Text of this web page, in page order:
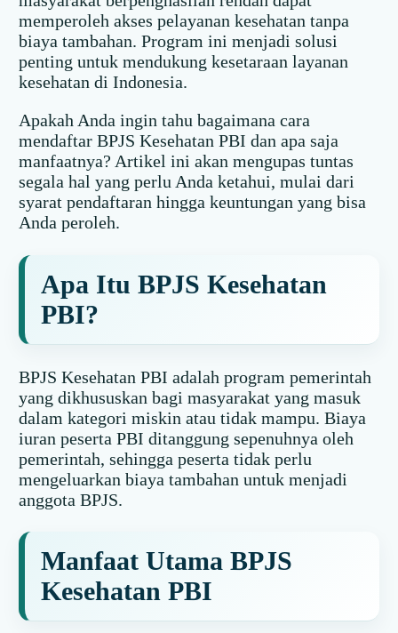
memperoleh akses pelayanan kesehatan tanpa
biaya tambahan. Program ini menjadi solusi
penting untuk mendukung kesetaraan layanan
kesehatan di Indonesia.
Apakah Anda ingin tahu bagaimana cara
mendaftar BPJS Kesehatan PBI dan apa saja
manfaatnya? Artikel ini akan mengupas tuntas
segala hal yang perlu Anda ketahui, mulai dari
syarat pendaftaran hingga keuntungan yang bisa
Anda peroleh.
Apa Itu BPJS Kesehatan
PBI?
BPJS Kesehatan PBI adalah program pemerintah
yang dikhususkan bagi masyarakat yang masuk
dalam kategori miskin atau tidak mampu. Biaya
iuran peserta PBI ditanggung sepenuhnya oleh
pemerintah, sehingga peserta tidak perlu
mengeluarkan biaya tambahan untuk menjadi
anggota BPJS.
Manfaat Utama BPJS
Kesehatan PBI